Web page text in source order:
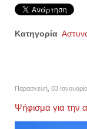
Κατηγορία
Παρασκευή, 03
Ψήφισμα για την